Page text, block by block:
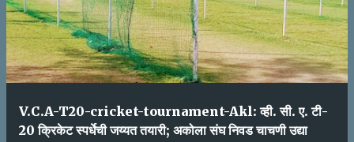
V.C.A-T20-cricket-tournament-Akl: व्ही. सी. ए. टी-
20 क्रिकेट स्पर्धेची जय्यत तयारी; अकोला संघ निवड चाचणी उद्या